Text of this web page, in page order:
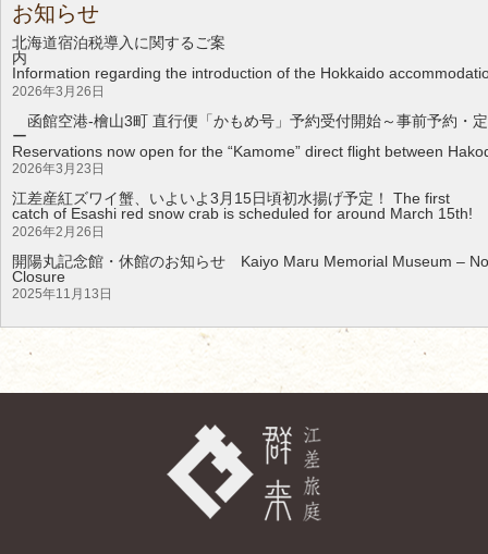
お知らせ
北海道宿泊税導入に関するご案
Information regarding the introduction of the Hokkaido
2026年3月26日
函館空港-檜山3町 直行便「かもめ号」予約受付開始～事前予約・
Reservations now open for the “Kamome” direct flight between
2026年3月23日
江差産紅ズワイ蟹、いよいよ3月15日頃初水揚げ予定！ The first
catch of Esashi red snow crab is scheduled for around March 15th!
2026年2月26日
開陽丸記念館・休館のお知らせ Kaiyo Maru Memorial Museum –
2025年11月13日